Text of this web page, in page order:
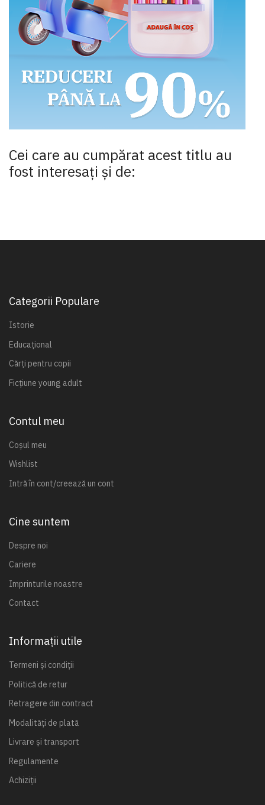
Cei care au cumpărat acest titlu au
fost interesaţi şi de:
Categorii Populare
Istorie
Educațional
Cărți pentru copii
Ficțiune young adult
Contul meu
Coșul meu
Wishlist
Intră în cont/creează un cont
Cine suntem
Despre noi
Cariere
Imprinturile noastre
Contact
Informații utile
Termeni și condiții
Politică de retur
Retragere din contract
Modalități de plată
Livrare și transport
Regulamente
Achiziții